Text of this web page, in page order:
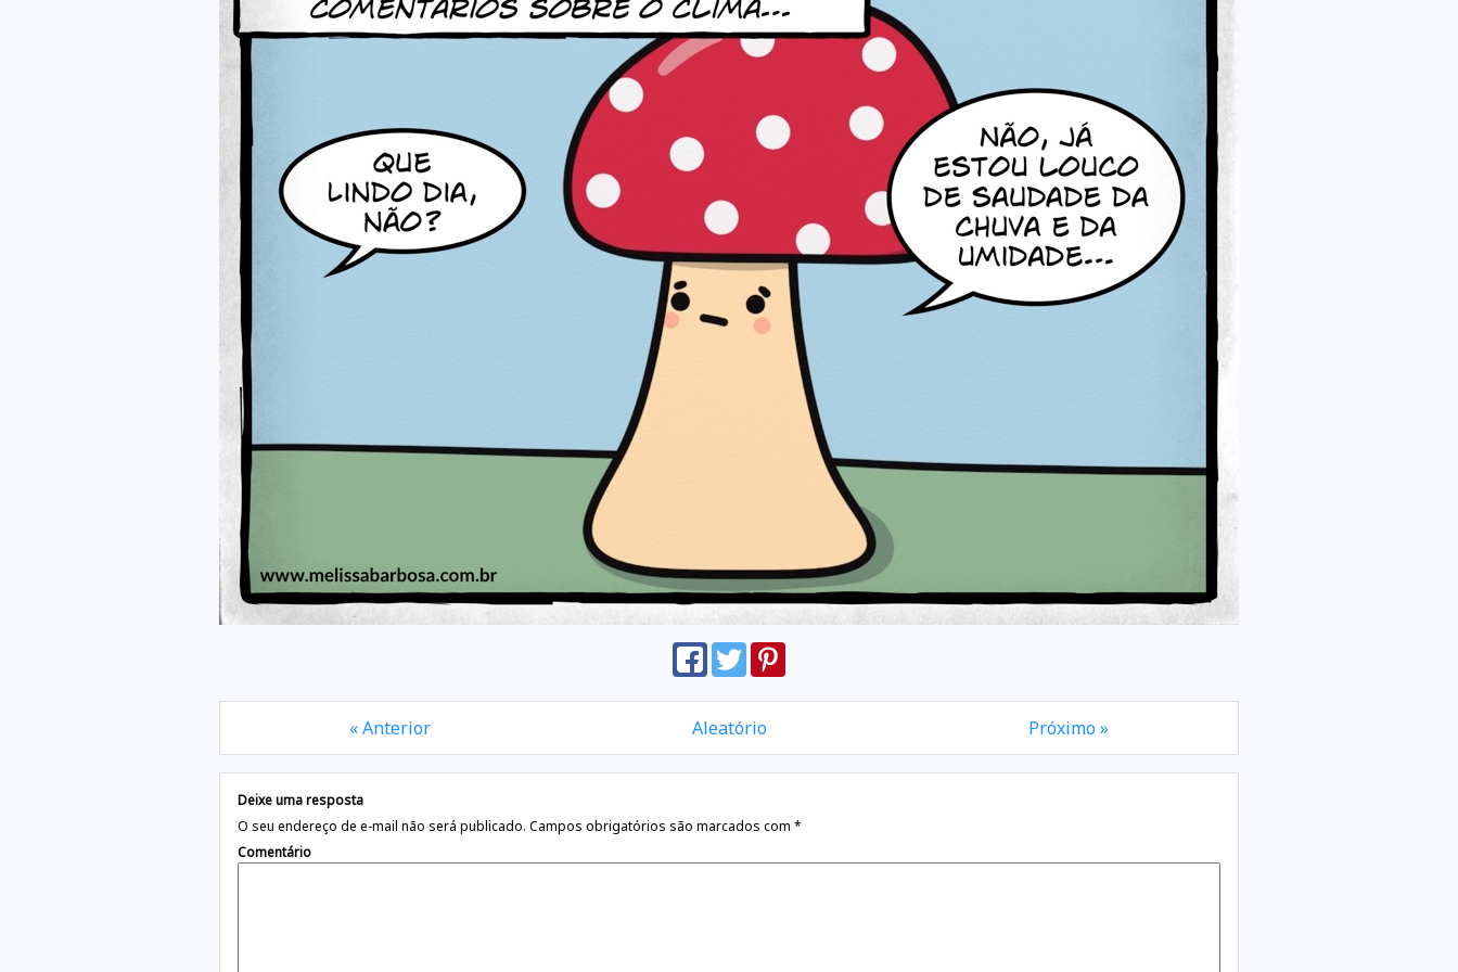
« Anterior Aleatório Próximo »
Deixe uma resposta
O seu endereço de e-mail não será publicado. Campos obrigatórios são marcados com *
Comentário